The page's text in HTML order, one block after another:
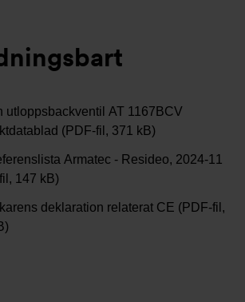
utloppsbackventil AT 1167BCV
(PDF-fil, 371 kB)
Armatec - Resideo, 2024-11
147 kB)
deklaration relaterat CE (PDF-fil,